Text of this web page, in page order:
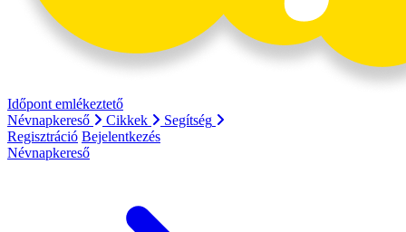
Időpont emlékeztető
Névnapkereső
Cikkek
Segítség
Regisztráció Bejelentkezés
Névnapkereső